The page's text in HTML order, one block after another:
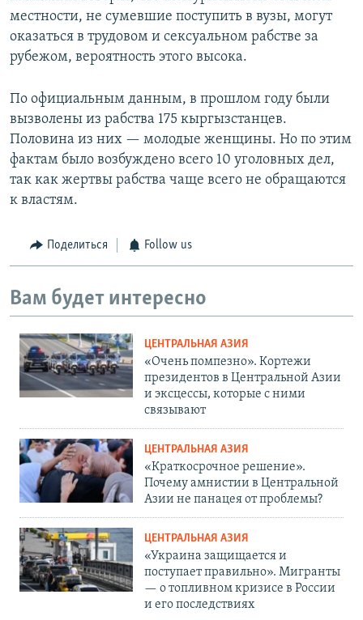
местности, не сумевшие поступить в вузы, могут
оказаться в трудовом и сексуальном рабстве за
рубежом, вероятность этого высока.
По официальным данным, в прошлом году были
вызволены из рабства 175 кыргызстанцев.
Половина из них — молодые женщины. Но по этим
фактам было возбуждено всего 10 уголовных дел,
так как жертвы рабства чаще всего не обращаются
к властям.
Поделиться Follow us
Вам будет интересно
ЦЕНТРАЛЬНАЯ АЗИЯ
«Очень помпезно». Кортежи
президентов в Центральной Азии
и эксцессы, которые с ними
связывают
ЦЕНТРАЛЬНАЯ АЗИЯ
«Краткосрочное решение».
Почему амнистии в Центральной
Азии не панацея от проблемы?
ЦЕНТРАЛЬНАЯ АЗИЯ
«Украина защищается и
поступает правильно». Мигранты
— о топливном кризисе в России
и его последствиях